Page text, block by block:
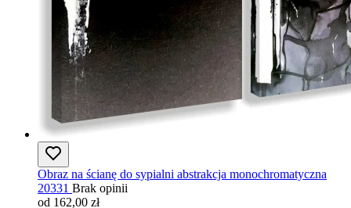
Obraz na ścianę do sypialni abstrakcja monochromatyczna
20331 Brak opinii
od 162,00 zł